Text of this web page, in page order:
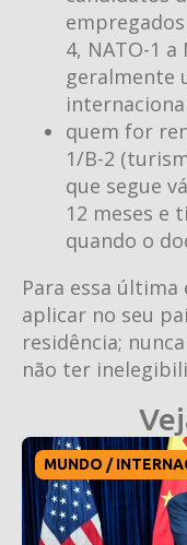
empregados
4, NATO-1 a
geralmente
quem for
1/B-2
que segue
12 meses e
quando o
Para essa última
aplicar no seu
residência;
não ter
MUNDO /